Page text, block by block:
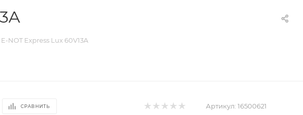
NOT Express Lux 60V13A
СРАВНИТЬ Артикул: 16500621